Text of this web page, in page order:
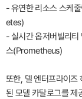
- 유연한 리소스 스케
etes)
- 실시간 옵저버빌리
스(Prometheus)
또한, 델 엔터프라이
된 모델 카탈로그를 제